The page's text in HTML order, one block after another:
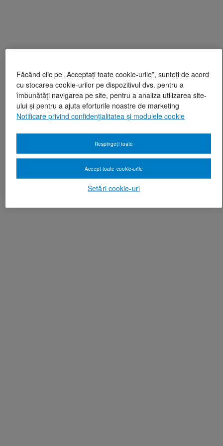
Făcând clic pe „Acceptați toate cookie-urile”, sunteți de acord
cu stocarea cookie-urilor pe dispozitivul dvs. pentru a
îmbunătăți navigarea pe site, pentru a analiza utilizarea site-
ului și pentru a ajuta eforturile noastre de marketing
Notificare privind confidențialitatea și modulele cookie
Setări cookie-uri
Respingeți toate
Accept toate cookie-urile